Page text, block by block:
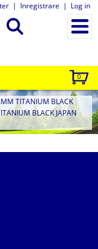
| Inregistrare | Log in
0
TITANIUM BLACK
BLACK JAPAN